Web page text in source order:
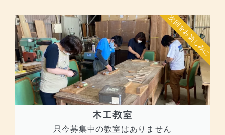
木工教室
只今募集中の教室はありません
次回をお楽しみに